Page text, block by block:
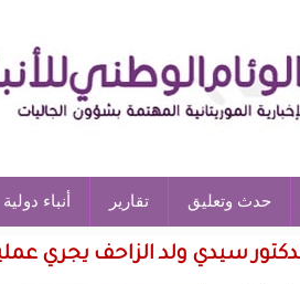
حدث وتعليق تقارير أنباء دولية
سيدي ولد الزاحف يجري